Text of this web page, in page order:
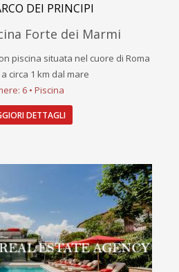
DEI PRINCIPI
Forte dei Marmi
piscina situata nel cuore di Roma
circa 1 km dal mare
6 • Piscina
DETTAGLI